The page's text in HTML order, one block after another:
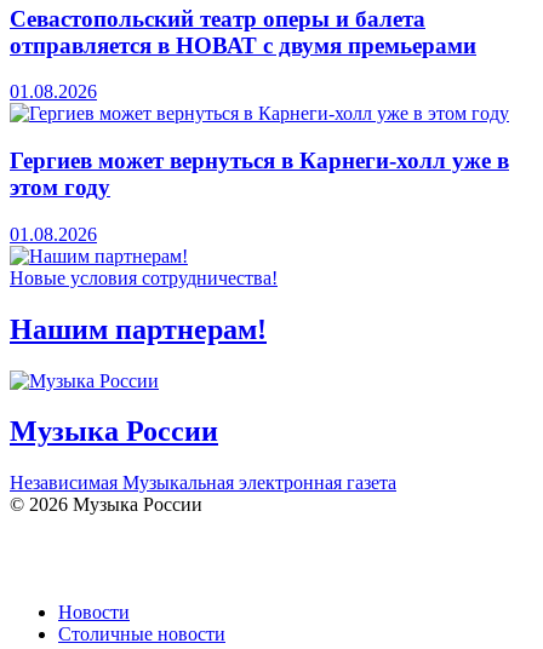
Севастопольский театр оперы и балета
отправляется в НОВАТ с двумя премьерами
01.08.2026
Гергиев может вернуться в Карнеги-холл уже в
этом году
01.08.2026
Новые условия сотрудничества!
Нашим партнерам!
Музыка России
Независимая Музыкальная электронная газета
© 2026 Музыка России
Новости
Столичные новости